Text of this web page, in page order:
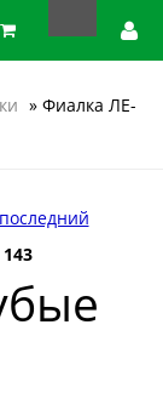
» Фиалка ЛЕ-
последний
143